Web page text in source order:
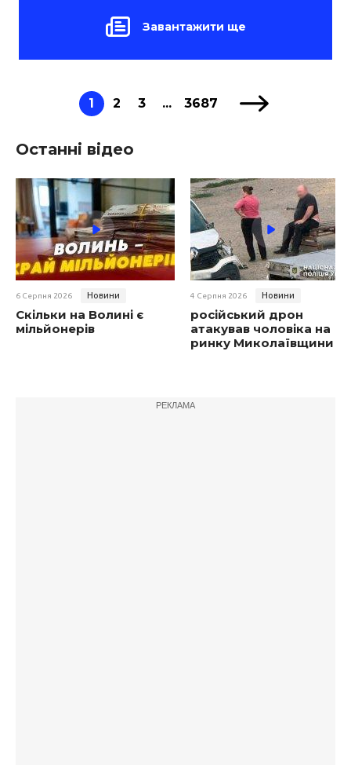
Завантажити ще
1 2 3 ... 3687
Останні відео
6 Серпня 2026 Новини
Скільки на Волині є
мільйонерів
4 Серпня 2026 Новини
російський дрон
атакував чоловіка на
ринку Миколаївщини
РЕКЛАМА